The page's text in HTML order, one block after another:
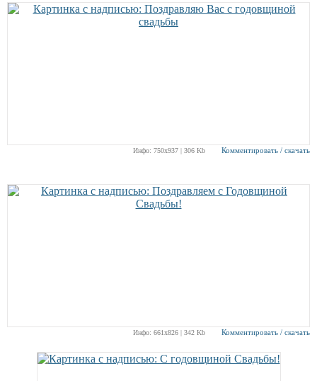
Инфо: 750х937 | 306 Kb Комментировать / скачать
Инфо: 661х826 | 342 Kb Комментировать / скачать